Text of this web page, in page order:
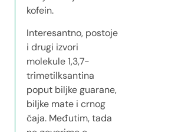
kofein.
Interesantno, postoje
i drugi izvori
molekule 1,3,7-
trimetilksantina
poput biljke guarane,
biljke mate i crnog
čaja. Međutim, tada